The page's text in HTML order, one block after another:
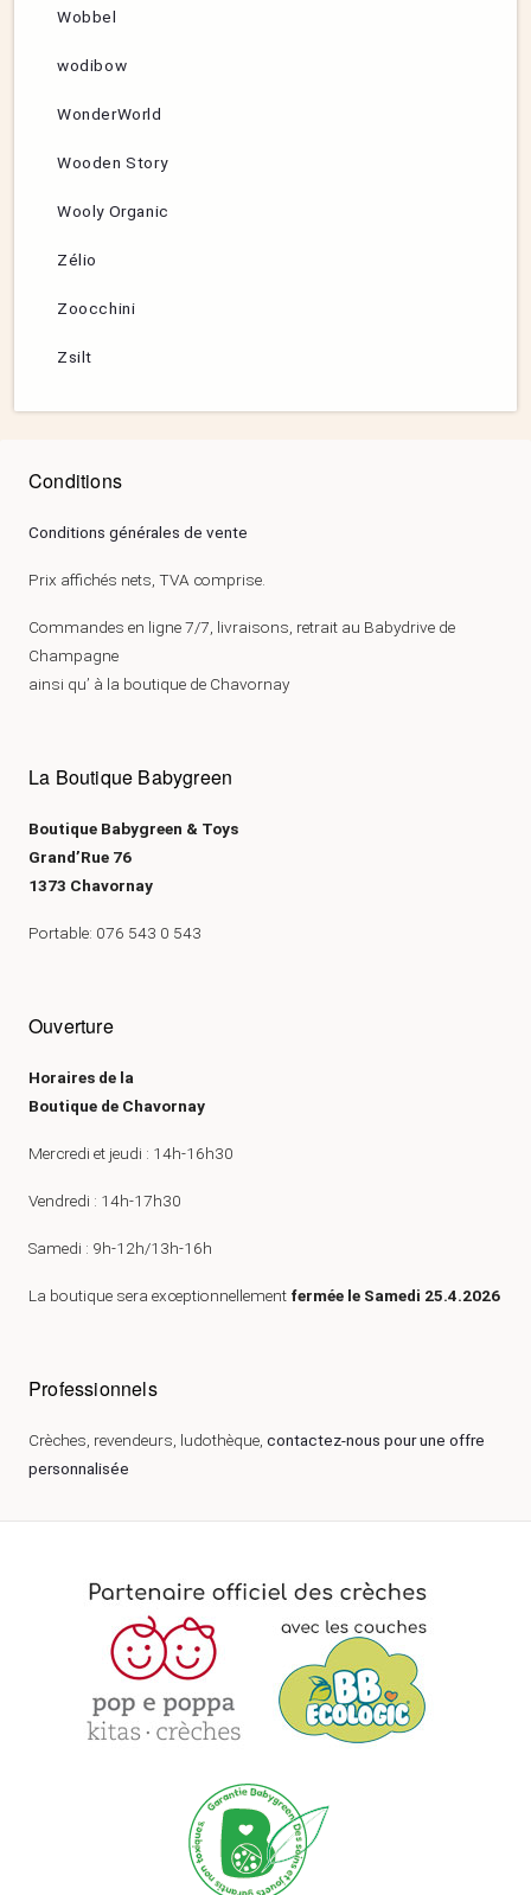
Wobbel
wodibow
WonderWorld
Wooden Story
Wooly Organic
Zélio
Zoocchini
Zsilt
Conditions
Conditions générales de vente
Prix affichés nets, TVA comprise.
Commandes en ligne 7/7, livraisons, retrait au Babydrive de
Champagne
ainsi qu’ à la boutique de Chavornay
La Boutique Babygreen
Boutique Babygreen & Toys
Grand’Rue 76
1373 Chavornay
Portable: 076 543 0 543
Ouverture
Horaires de la
Boutique de Chavornay
Mercredi et jeudi : 14h-16h30
Vendredi : 14h-17h30
Samedi : 9h-12h/13h-16h
La boutique sera exceptionnellement fermée le Samedi 25.4.2026
Professionnels
Crèches, revendeurs, ludothèque, contactez-nous pour une offre
personnalisée